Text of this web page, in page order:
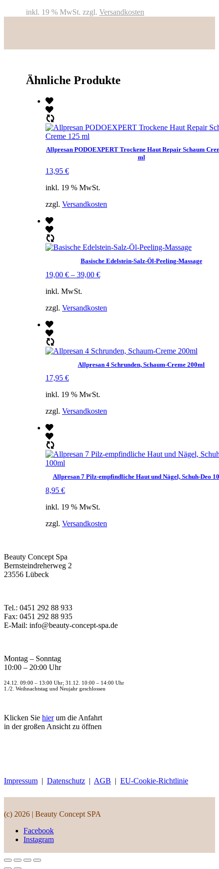
inkl. 19 % MwSt. zzgl. Versandkosten
Ähnliche Produkte
Allpresan PODOEXPERT Trockene Haut Repair Schaum
ml
13,95 €
inkl. 19 % MwSt.
zzgl. Versandkosten
Basische Edelstein-Salz-Öl-Peeling-Massage
19,00 € – 39,00 €
inkl. MwSt.
zzgl. Versandkosten
Allpresan 4 Schrunden, Schaum-Creme 200ml
17,95 €
inkl. 19 % MwSt.
zzgl. Versandkosten
Allpresan 7 Pilz-empfindliche Haut und Nägel, Schuh-Deo
8,95 €
inkl. 19 % MwSt.
zzgl. Versandkosten
Beauty Concept Spa
Bernsteindreherweg 2
23556 Lübeck
Tel.: 0451 292 88 933
Fax: 0451 292 88 935
E-Mail: info@beauty-concept-spa.de
Montag – Sonntag
10:00 – 20:00 Uhr
24.12. 09:00 – 13:00 Uhr; 31.12. 10:00 – 14:00 Uhr
1./2. Weihnachtstag und Neujahr geschlossen
Klicken Sie hierum die Anfahrt
in der großen Ansicht zu öffnen
Impressum | Datenschutz | AGB | EU-Cookie-Richtlinie
(c) 2026 | Beauty Concept SPA
Facebook
Instagram